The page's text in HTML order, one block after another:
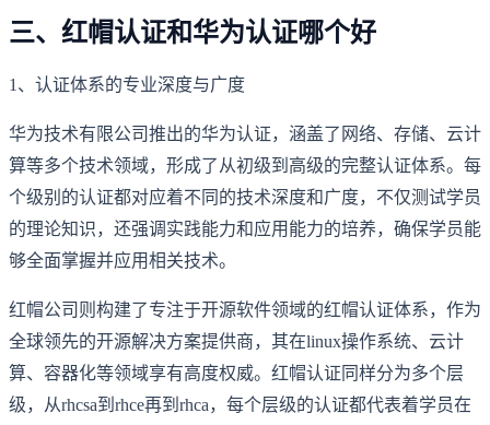
三、红帽认证和华为认证哪个好
1、认证体系的专业深度与广度
华为技术有限公司推出的华为认证，涵盖了网络、存储、云计
算等多个技术领域，形成了从初级到高级的完整认证体系。每
个级别的认证都对应着不同的技术深度和广度，不仅测试学员
的理论知识，还强调实践能力和应用能力的培养，确保学员能
够全面掌握并应用相关技术。
红帽公司则构建了专注于开源软件领域的红帽认证体系，作为
全球领先的开源解决方案提供商，其在linux操作系统、云计
算、容器化等领域享有高度权威。红帽认证同样分为多个层
级，从rhcsa到rhce再到rhca，每个层级的认证都代表着学员在